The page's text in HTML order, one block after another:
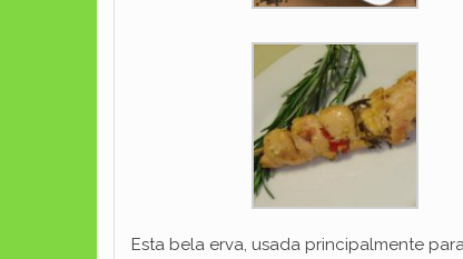
Esta bela erva, usada principalmente